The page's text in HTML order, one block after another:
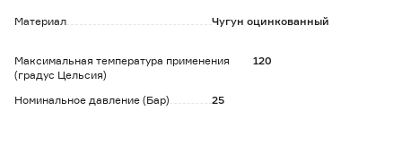
Материал Чугун оцинкованный
Максимальная температура применения
(градус Цельсия)
120
Номинальное давление (Бар) 25